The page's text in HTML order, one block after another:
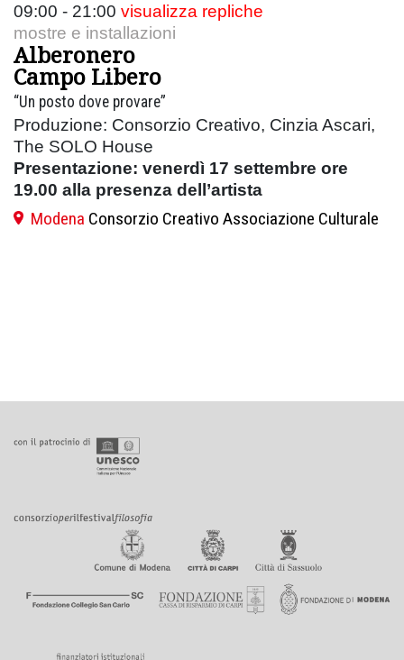
09:00 - 21:00 visualizza repliche
mostre e installazioni
Alberonero
Campo Libero
“Un posto dove provare”
Produzione: Consorzio Creativo, Cinzia Ascari,
The SOLO House
Presentazione: venerdì 17 settembre ore
19.00 alla presenza dell’artista
Modena Consorzio Creativo Associazione Culturale